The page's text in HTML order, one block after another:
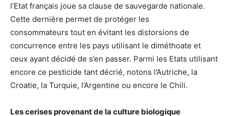
l’Etat français joue sa clause de sauvegarde nationale.
Cette dernière permet de protéger les
consommateurs tout en évitant les distorsions de
concurrence entre les pays utilisant le diméthoate et
ceux ayant décidé de s’en passer. Parmi les Etats utilisant
encore ce pesticide tant décrié, notons l’Autriche, la
Croatie, la Turquie, l’Argentine ou encore le Chili.
Les cerises provenant de la culture biologique